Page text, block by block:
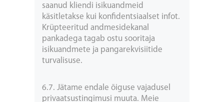
saanud kliendi isikuandmeid
käsitletakse kui konfidentsiaalset infot.
Krüpteeritud andmesidekanal
pankadega tagab ostu sooritaja
isikuandmete ja pangarekvisiitide
turvalisuse.
6.7. Jätame endale õiguse vajadusel
privaatsustingimusi muuta. Meie